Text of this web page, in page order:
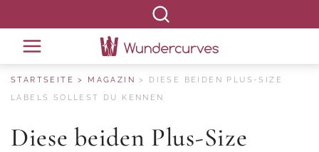
STARTSEITE MAGAZIN
DIESE BEIDEN PLUS-SIZE
LABELS SOLLEST DU KENNEN
Diese beiden Plus-Size